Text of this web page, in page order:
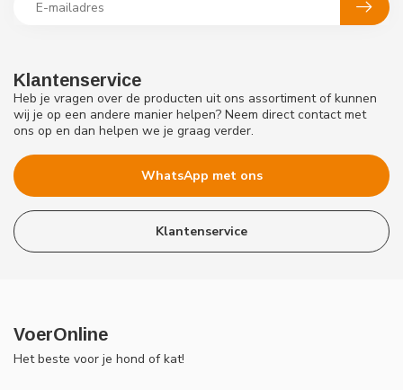
Klantenservice
Heb je vragen over de producten uit ons assortiment of kunnen
wij je op een andere manier helpen? Neem direct contact met
ons op en dan helpen we je graag verder.
WhatsApp met ons
Klantenservice
VoerOnline
Het beste voor je hond of kat!